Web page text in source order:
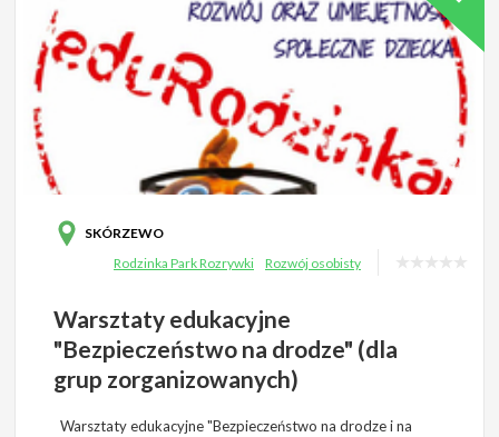
SKÓRZEWO
Rodzinka Park Rozrywki
Rozwój osobisty
Warsztaty edukacyjne
"Bezpieczeństwo na drodze" (dla
grup zorganizowanych)
Warsztaty edukacyjne "Bezpieczeństwo na drodze i na